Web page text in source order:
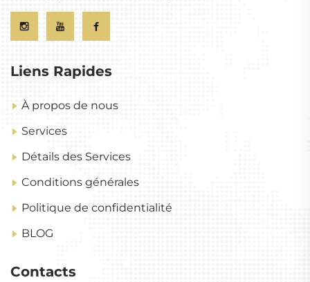
Liens Rapides
À propos de nous
Services
Détails des Services
Conditions générales
Politique de confidentialité
BLOG
Contacts